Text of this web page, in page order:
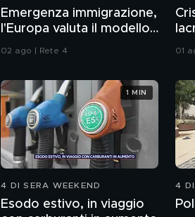
Emergenza immigrazione,
l'Europa valuta il modello
02 ago | Rete 4 01
4 DI SERA WEEKEND
Esodo estivo, in viaggio
1 MIN
4 DI